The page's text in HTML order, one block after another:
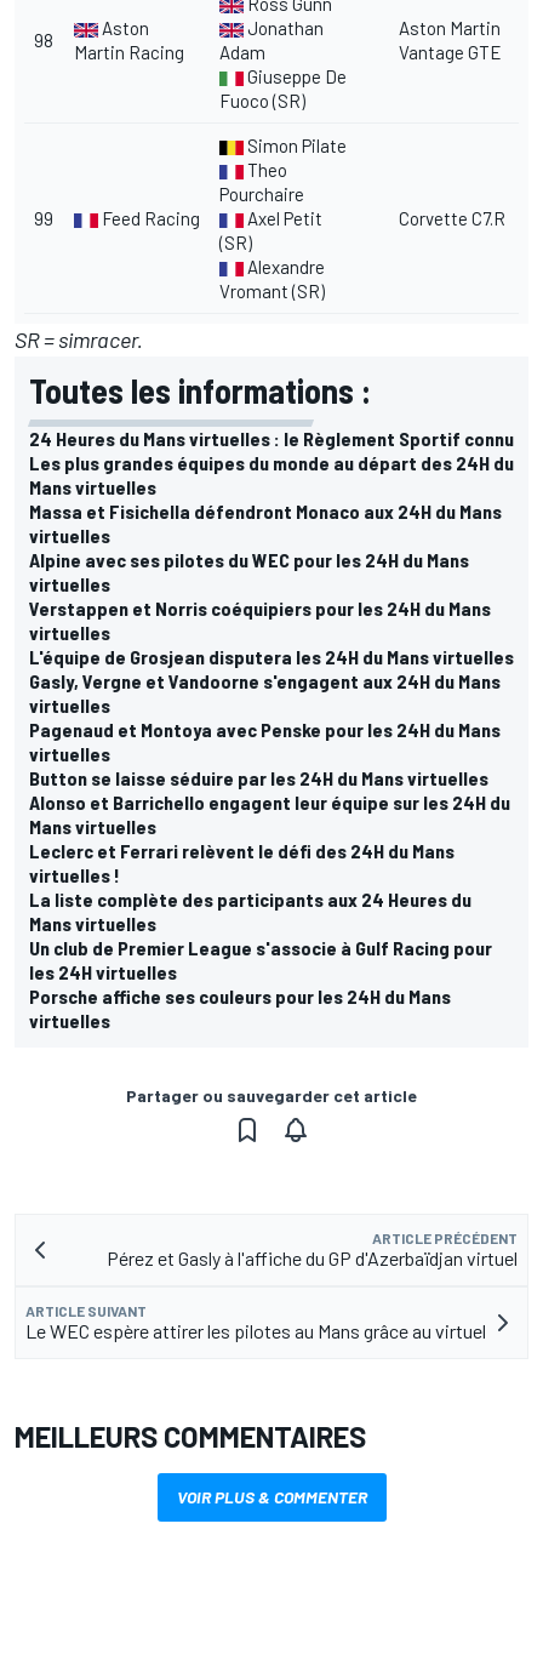
98
Aston
Martin Racing
Jonathan
Adam
Giuseppe De
Fuoco (SR)
Aston Martin
Vantage GTE
99 Feed Racing
Simon Pilate
Theo
Pourchaire
Axel Petit
(SR)
Alexandre
Vromant (SR)
Corvette C7.R
SR = simracer.
Toutes les informations :
24 Heures du Mans virtuelles : le Règlement Sportif connu
Les plus grandes équipes du monde au départ des 24H du
Mans virtuelles
Massa et Fisichella défendront Monaco aux 24H du Mans
virtuelles
Alpine avec ses pilotes du WEC pour les 24H du Mans
virtuelles
Verstappen et Norris coéquipiers pour les 24H du Mans
virtuelles
L'équipe de Grosjean disputera les 24H du Mans virtuelles
Gasly, Vergne et Vandoorne s'engagent aux 24H du Mans
virtuelles
Pagenaud et Montoya avec Penske pour les 24H du Mans
virtuelles
Button se laisse séduire par les 24H du Mans virtuelles
Alonso et Barrichello engagent leur équipe sur les 24H du
Mans virtuelles
Leclerc et Ferrari relèvent le défi des 24H du Mans
virtuelles !
La liste complète des participants aux 24 Heures du
Mans virtuelles
Un club de Premier League s'associe à Gulf Racing pour
les 24H virtuelles
Porsche affiche ses couleurs pour les 24H du Mans
virtuelles
Partager ou sauvegarder cet article
ARTICLE PRÉCÉDENT
Pérez et Gasly à l'affiche du GP d'Azerbaïdjan virtuel
ARTICLE SUIVANT
Le WEC espère attirer les pilotes au Mans grâce au virtuel
MEILLEURS COMMENTAIRES
VOIR PLUS & COMMENTER